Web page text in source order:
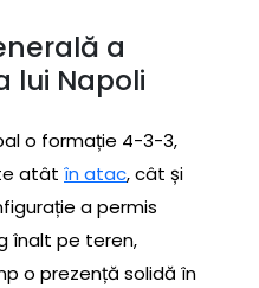
a
lui Napoli
o formație 4-3-3,
atât în atac, cât și
a permis
înalt pe teren,
o prezență solidă în